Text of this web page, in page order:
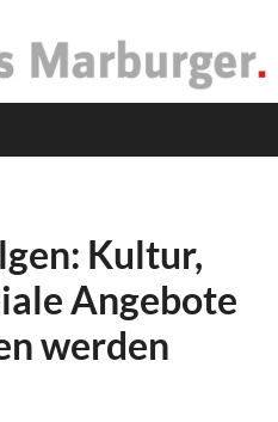
Kultur,
Angebote
werden